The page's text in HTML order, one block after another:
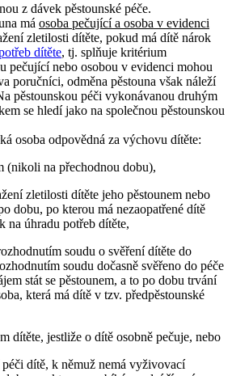
z dávek pěstounské péče.
má osoba pečující a osoba v evidenci
zletilosti dítěte, pokud má dítě nárok
dítěte, tj. splňuje kritérium
pečující nebo osobou v evidenci mohou
poručníci, odměna pěstouna však náleží
pěstounskou péči vykonávanou druhým
se hledí jako na společnou pěstounskou
osoba odpovědná za výchovu dítěte:
(nikoli na přechodnou dobu),
zletilosti dítěte jeho pěstounem nebo
dobu, po kterou má nezaopatřené dítě
na úhradu potřeb dítěte,
soudu o svěření dítěte do
soudu dočasně svěřeno do péče
stát se pěstounem, a to po dobu trvání
která má dítě v tzv. předpěstounské
dítěte, jestliže o dítě osobně pečuje, nebo
dítě, k němuž nemá vyživovací